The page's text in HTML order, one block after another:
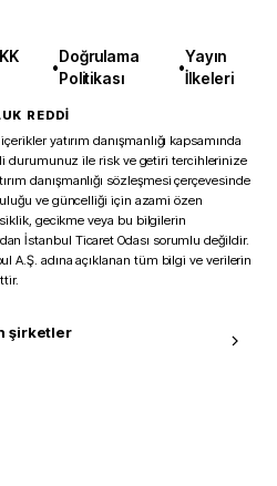
•
Doğrulama
Politikası
•
Yayın
İlkeleri
REDDİ
yatırım danışmanlığı kapsamında
durumunuz ile risk ve getiri tercihlerinize
danışmanlığı sözleşmesi çerçevesinde
ve güncelliği için azami özen
gecikme veya bu bilgilerin
İstanbul Ticaret Odası sorumlu değildir.
A.Ş. adına açıklanan tüm bilgi ve verilerin
şirketler